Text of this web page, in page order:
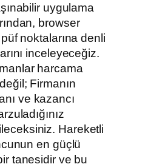
uygulama
browser
püf noktalarına denli
inceleyeceğiz.
harcama
Firmanın
ve kazancı
Hareketli
en güçlü
tanesidir ve bu